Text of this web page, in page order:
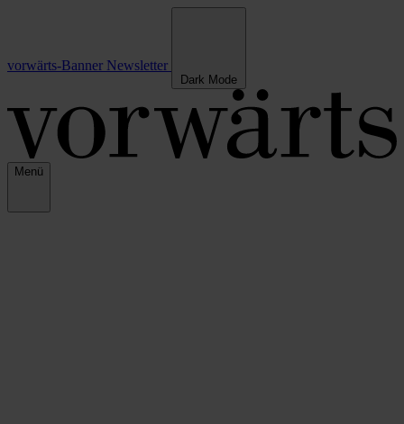
vorwärts-Banner Newsletter
Dark Mode
Menü